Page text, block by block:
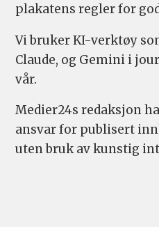
plakatens regler for
Vi bruker KI-verktøy
Claude, og Gemini i
vår.
Medier24s redaksjon
ansvar for publisert
uten bruk av kunstig